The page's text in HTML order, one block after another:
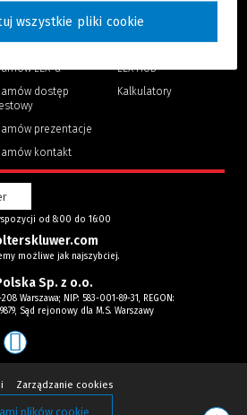
LEX
LEX-a
dostęp
prezentacje
kontakt
Co nowego
Strefa studenta
LEX HUB
innej
strony)
Kalkulatory
od 8:00 do 16:00
możliwe jak najszybciej.
Sp. z o.o.
Warszawa; NIP: 583-001-89-31, REGON:
Sąd rejonowy dla M.S. Warszawy
(Nowe
okno)
(Link
do
innej
Zarządzanie cookies
plików cookie
wszystkie pliki cookie